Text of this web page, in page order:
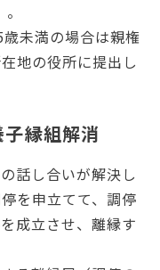
未満の場合は親権
地の役所に提出し
子縁組解消
話し合いが解決し
を申立てて、調停
成立させ、離縁す